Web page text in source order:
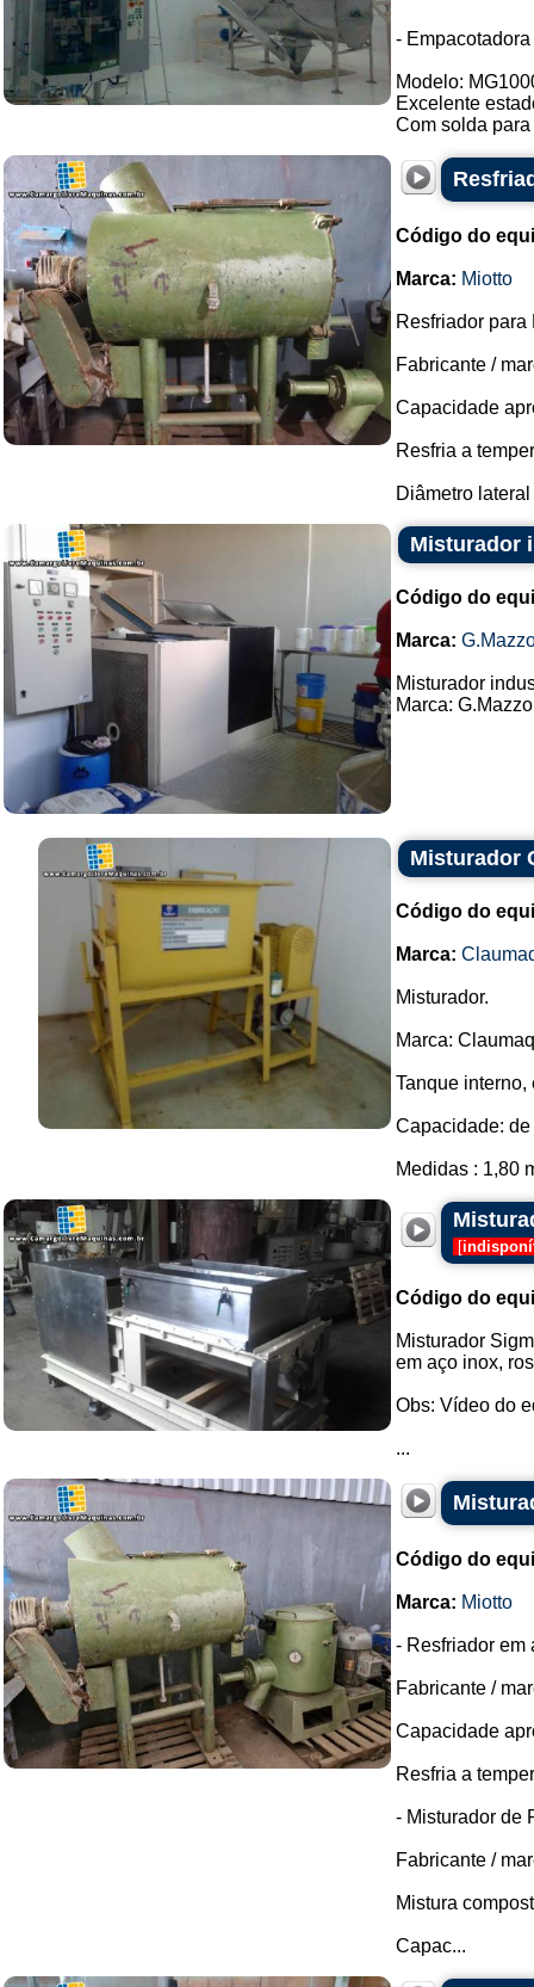
-
Modelo:
Excelente
Com solda
Código do
Marca: Miotto
Resfriador
Fabricante /
Capacidade
Resfria a
Diâmetro
Misturador
Código do
Marca:
Misturador
Marca:
Misturador
Código do
Marca:
Misturador.
Marca:
Tanque
Capacidade: de
Medidas : 1,80
[
Código do
Misturador
em aço inox,
Obs: Vídeo do
...
Código do
Marca: Miotto
- Resfriador em
Fabricante /
Capacidade
Resfria a
- Misturador de
Fabricante /
Mistura
Capac...